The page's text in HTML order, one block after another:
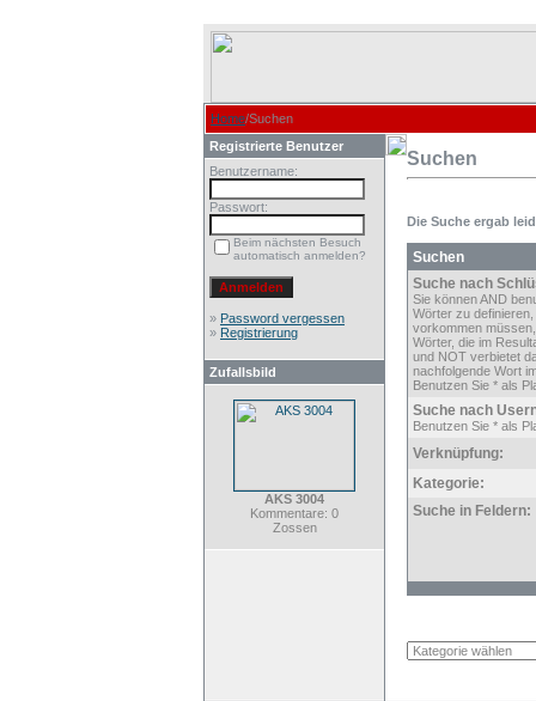
Home/Suchen
Registrierte Benutzer
Benutzername:
Passwort:
Beim nächsten Besuch
automatisch anmelden?
» Password vergessen
» Registrierung
Zufallsbild
AKS 3004
Kommentare: 0
Zossen
Suchen
Die Suche ergab
Suchen
Suche nach
Sie können AND
Wörter zu definieren,
vorkommen
Wörter, die im
und NOT verbietet
nachfolgende Wort
Benutzen Sie * als
Suche nach
Benutzen Sie * als
Verknüpfung:
Kategorie:
Suche in Feldern: